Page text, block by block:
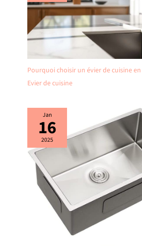
Pourquoi choisir un évier de cuisine en
Evier de cuisine
Jan
16
2025